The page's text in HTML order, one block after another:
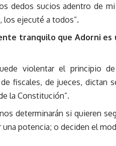
dedos sucios adentro de
los ejecuté a todos”.
tranquilo que Adorni es
violentar el principio
fiscales, de jueces, dictan
la Constitución”.
determinarán si quieren
potencia; o deciden el